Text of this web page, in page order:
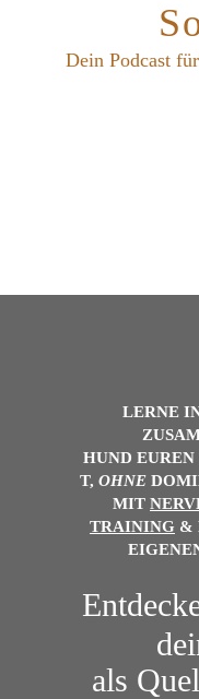
Dein Podcast
LERNE
HUND EUREN
T, OHNE
MIT
TRAINING &
als